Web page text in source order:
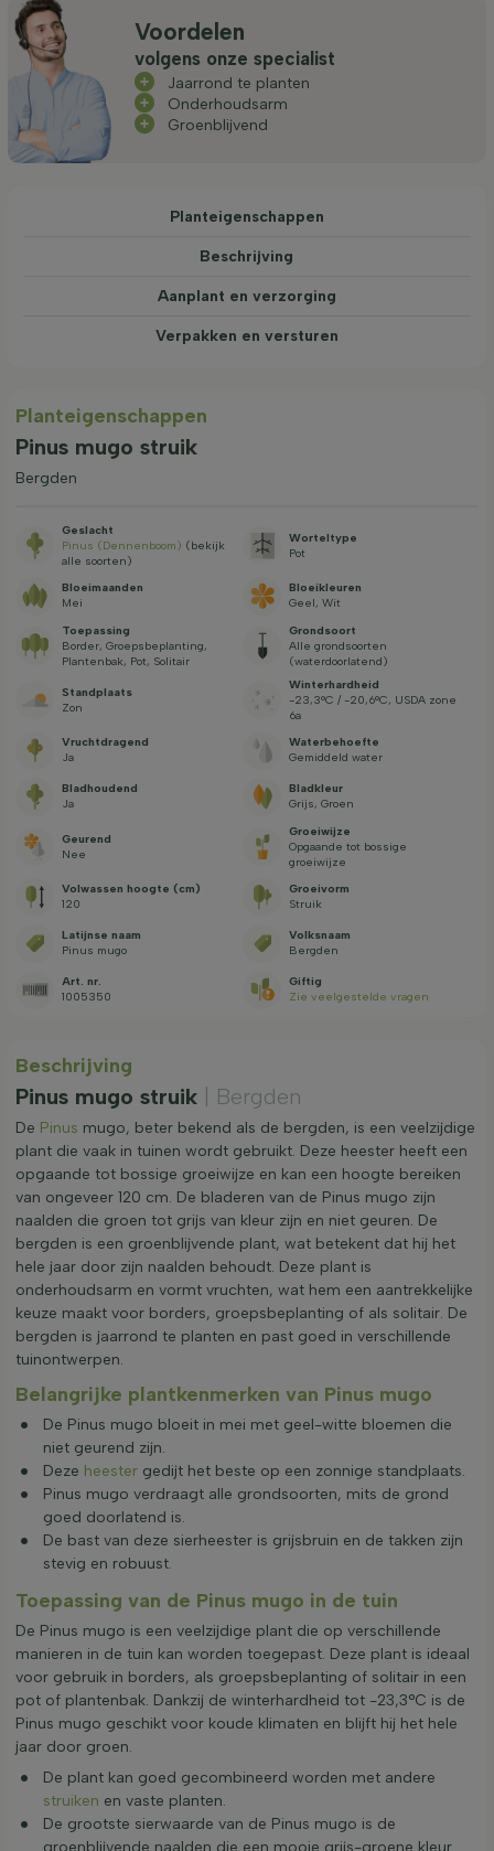
Voordelen
volgens onze specialist
Jaarrond te planten
Onderhoudsarm
Groenblijvend
Planteigenschappen
Beschrijving
Aanplant en verzorging
Verpakken en versturen
Planteigenschappen
Pinus mugo struik
Bergden
Geslacht
Pinus (Dennenboom) (bekijk
alle soorten)
Worteltype
Pot
Bloeimaanden
Mei
Bloeikleuren
Geel, Wit
Toepassing
Border, Groepsbeplanting,
Plantenbak, Pot, Solitair
Grondsoort
Alle grondsoorten
(waterdoorlatend)
Standplaats
Zon
Winterhardheid
-23,3°C / -20,6°C, USDA zone
6a
Vruchtdragend
Ja
Waterbehoefte
Gemiddeld water
Bladhoudend
Ja
Bladkleur
Grijs, Groen
Geurend
Nee
Groeiwijze
Opgaande tot bossige
groeiwijze
Volwassen hoogte (cm)
120
Groeivorm
Struik
Latijnse naam
Pinus mugo
Volksnaam
Bergden
Art. nr.
1005350
Giftig
Zie veelgestelde vragen
Beschrijving
Pinus mugo struik | Bergden
De Pinus mugo, beter bekend als de bergden, is een veelzijdige
plant die vaak in tuinen wordt gebruikt. Deze heester heeft een
opgaande tot bossige groeiwijze en kan een hoogte bereiken
van ongeveer 120 cm. De bladeren van de Pinus mugo zijn
naalden die groen tot grijs van kleur zijn en niet geuren. De
bergden is een groenblijvende plant, wat betekent dat hij het
hele jaar door zijn naalden behoudt. Deze plant is
onderhoudsarm en vormt vruchten, wat hem een aantrekkelijke
keuze maakt voor borders, groepsbeplanting of als solitair. De
bergden is jaarrond te planten en past goed in verschillende
tuinontwerpen.
Belangrijke plantkenmerken van Pinus mugo
De Pinus mugo bloeit in mei met geel-witte bloemen die
niet geurend zijn.
Deze heester gedijt het beste op een zonnige standplaats.
Pinus mugo verdraagt alle grondsoorten, mits de grond
goed doorlatend is.
De bast van deze sierheester is grijsbruin en de takken zijn
stevig en robuust.
Toepassing van de Pinus mugo in de tuin
De Pinus mugo is een veelzijdige plant die op verschillende
manieren in de tuin kan worden toegepast. Deze plant is ideaal
voor gebruik in borders, als groepsbeplanting of solitair in een
pot of plantenbak. Dankzij de winterhardheid tot -23,3°C is de
Pinus mugo geschikt voor koude klimaten en blijft hij het hele
jaar door groen.
De plant kan goed gecombineerd worden met andere
struiken en vaste planten.
De grootste sierwaarde van de Pinus mugo is de
groenblijvende naalden die een mooie grijs-groene kleur